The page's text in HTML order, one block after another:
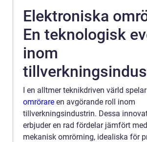
Elektroniska
En teknologisk
inom
I en alltmer teknikdriven värld
omrörare en avgörande roll inom
tillverkningsindustrin. Dessa
erbjuder en rad fördelar jämfört
mekanisk omrörning, idealiska för